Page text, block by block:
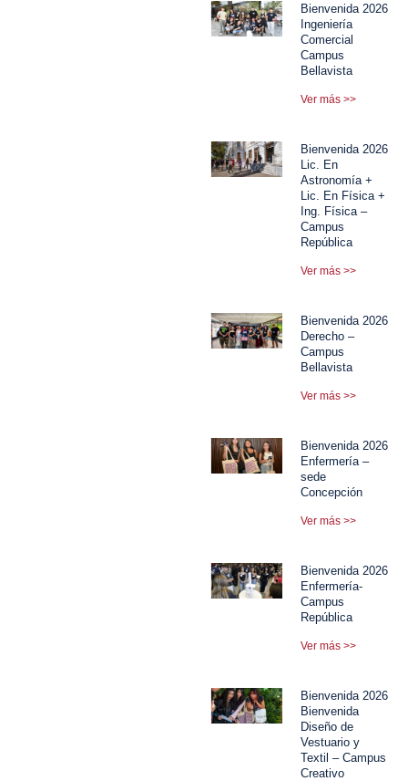
Bienvenida 2026
Ingeniería
Comercial
Campus
Bellavista
Ver más >>
Bienvenida 2026
Lic. En
Astronomía +
Lic. En Física +
Ing. Física –
Campus
República
Ver más >>
Bienvenida 2026
Derecho –
Campus
Bellavista
Ver más >>
Bienvenida 2026
Enfermería –
sede
Concepción
Ver más >>
Bienvenida 2026
Enfermería-
Campus
República
Ver más >>
Bienvenida 2026
Bienvenida
Diseño de
Vestuario y
Textil – Campus
Creativo